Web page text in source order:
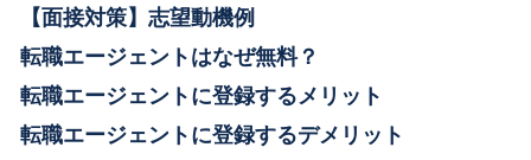
【面接対策】志望動機例
転職エージェントはなぜ無料？
転職エージェントに登録するメリット
転職エージェントに登録するデメリット